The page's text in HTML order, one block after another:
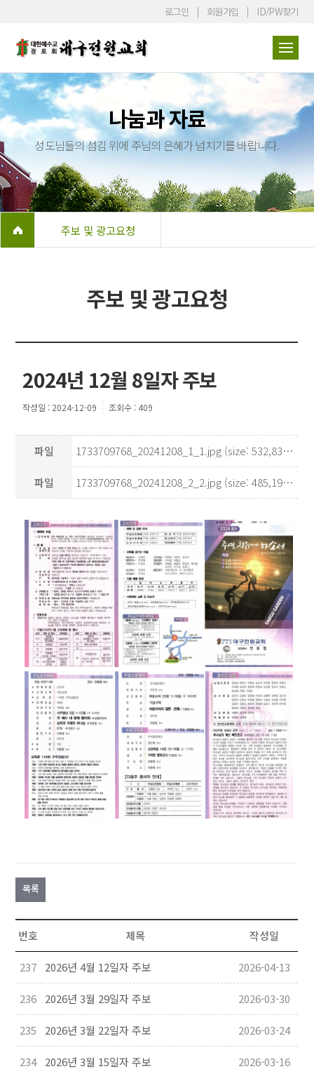
로그인 회원가입 ID/PW찾기
나눔과 자료
성도님들의 섬김 위에 주님의 은혜가 넘치기를 바랍니다.
주보 및 광고요청
주보 및 광고요청
2024년 12월 8일자 주보
작성일 : 2024-12-09 조회수 : 409
파일 1733709768_20241208_1_1.jpg (size: 532,837Kb)
파일 1733709768_20241208_2_2.jpg (size: 485,191Kb)
목록
번호 제목 작성일
237 2026년 4월 12일자 주보 2026-04-13
236 2026년 3월 29일자 주보 2026-03-30
235 2026년 3월 22일자 주보 2026-03-24
234 2026년 3월 15일자 주보 2026-03-16